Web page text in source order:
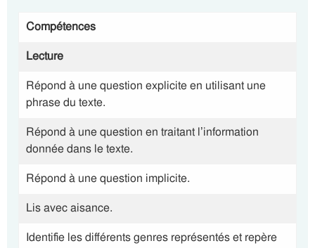
Compétences
Lecture
Répond à une question explicite en utilisant une
phrase du texte.
Répond à une question en traitant l’information
donnée dans le texte.
Répond à une question implicite.
Lis avec aisance.
Identifie les différents genres représentés et repère